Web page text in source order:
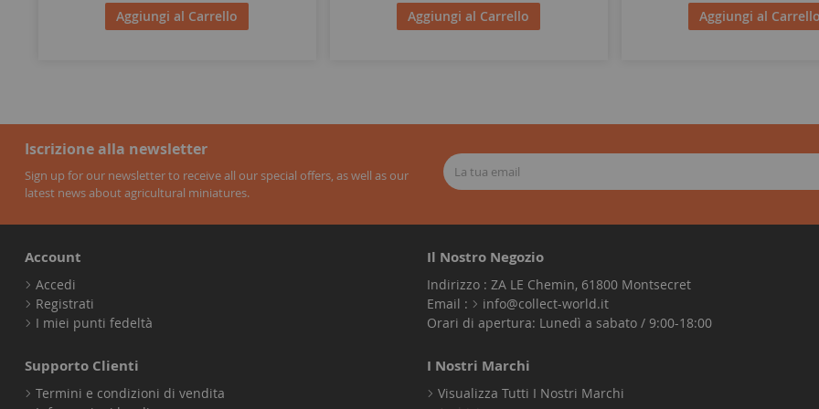
Aggiungi al Carrello Aggiungi al Carrello Aggiungi al
Iscrizione alla newsletter
Sign up for our newsletter to receive all our special offers, as well as our
latest news about agricultural miniatures.
Account
Accedi
Registrati
I miei punti fedeltà
Supporto Clienti
Termini e condizioni di vendita
Il Nostro Negozio
Indirizzo : ZA LE Chemin, 61800 Montsecret
Email :
info@collect-world.it
Orari di apertura: Lunedì a sabato / 9:00-18:00
I Nostri Marchi
Visualizza Tutti I Nostri Marchi